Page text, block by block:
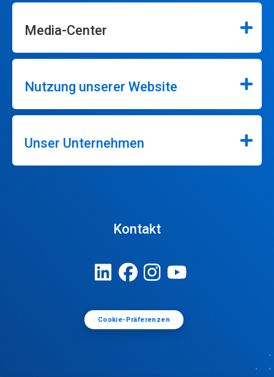
Media-Center
Nutzung unserer Website
Unser Unternehmen
Kontakt
Cookie-Präferenzen